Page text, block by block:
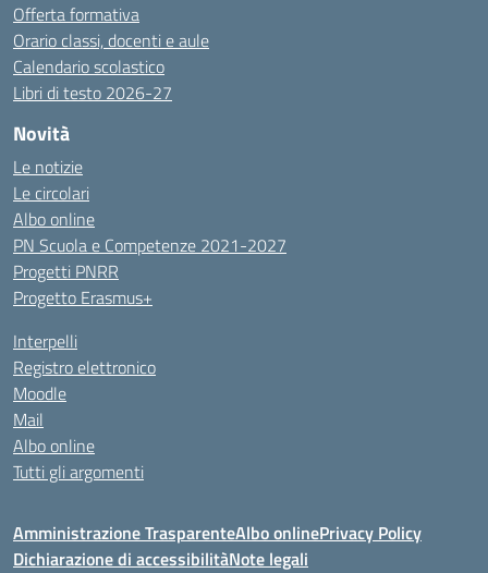
Offerta formativa
Orario classi, docenti e aule
Calendario scolastico
Libri di testo 2026-27
Novità
Le notizie
Le circolari
Albo online
PN Scuola e Competenze 2021-2027
Progetti PNRR
Progetto Erasmus+
Interpelli
Registro elettronico
Moodle
Mail
Albo online
Tutti gli argomenti
Amministrazione TrasparenteAlbo onlinePrivacy Policy
Dichiarazione di accessibilitàNote legali